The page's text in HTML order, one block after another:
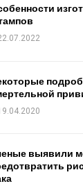
выявили